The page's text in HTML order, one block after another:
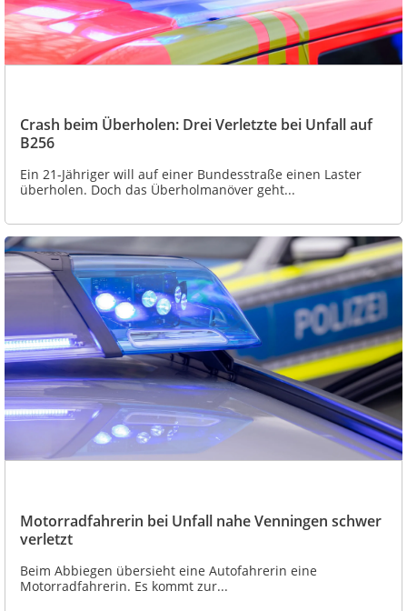
Crash beim Überholen: Drei Verletzte bei Unfall auf
B256
Ein 21-Jähriger will auf einer Bundesstraße einen Laster
überholen. Doch das Überholmanöver geht...
Motorradfahrerin bei Unfall nahe Venningen schwer
verletzt
Beim Abbiegen übersieht eine Autofahrerin eine
Motorradfahrerin. Es kommt zur...